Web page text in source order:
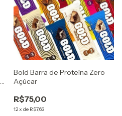
Bold Barra de Proteína Zero
Açúcar
R$75,00
12x de R$7,63